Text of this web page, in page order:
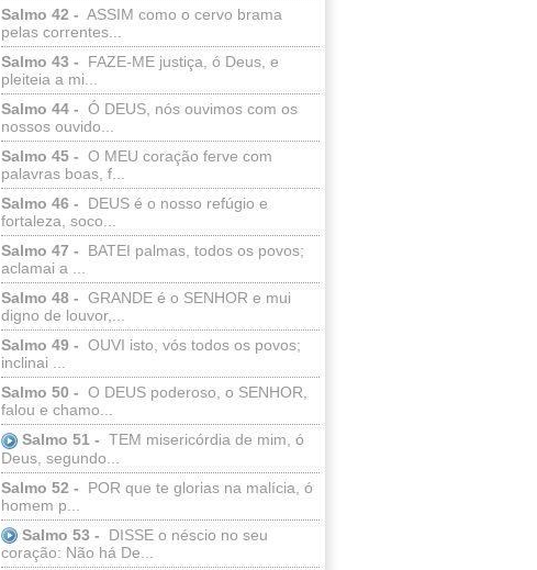
Salmo 42 - ASSIM como o cervo brama
pelas correntes...
Salmo 43 -
FAZE-ME justiça, ó Deus, e
pleiteia a mi...
Salmo 44 - Ó DEUS, nós ouvimos com os
nossos ouvido...
Salmo 45 - O MEU coração ferve com
palavras boas, f...
Salmo 46 -
DEUS é o nosso refúgio e
fortaleza, soco...
Salmo 47 -
BATEI palmas, todos os povos;
aclamai a ...
Salmo 48 - GRANDE é o SENHOR e mui
digno de louvor,...
Salmo 49 - OUVI isto, vós todos os povos;
inclinai ...
Salmo 50 - O DEUS poderoso, o SENHOR,
falou e chamo...
Salmo 51 - TEM misericórdia de mim, ó
Deus, segundo...
Salmo 52 -
POR que te glorias na malícia, ó
homem p...
Salmo 53 -
DISSE o néscio no seu
coração: Não há De...